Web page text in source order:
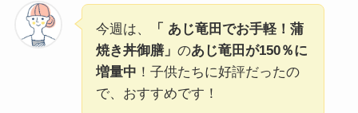
今週は、 「 あじ竜田でお手軽！蒲
焼き丼御膳」 のあじ竜田が150％に
増量中 ！子供たちに好評だったの
で、おすすめです！